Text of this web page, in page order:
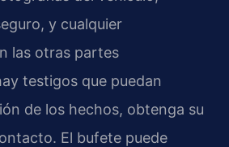
y cualquier
las otras partes
testigos que puedan
de los hechos, obtenga su
El bufete puede